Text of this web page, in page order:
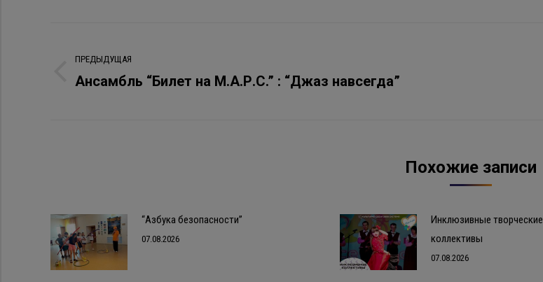
поПРЕДЫДУЩАЯ
Предыдущая
Ансамбль “Билет на М.А.Р.С.” : “Джаз навсегда”
Похожие записи
“Азбука безопасности”
07.08.2026
Инклюзивные творческие
коллективы
07.08.2026